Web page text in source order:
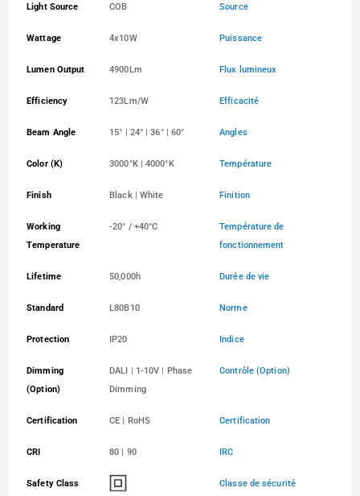
Light Source COB Source
Wattage 4x10W Puissance
Lumen Output 4900Lm Flux lumineux
Efficiency 123Lm/W Efficacité
Beam Angle 15° | 24° | 36° | 60° Angles
Color (K) 3000°K | 4000°K Température
Finish Black | White Finition
Working
Temperature
-20° / +40°C
Température de
fonctionnement
Lifetime 50,000h Durée de vie
Standard L80B10 Norme
Protection IP20 Indice
Dimming
(Option)
DALI | 1-10V | Phase
Dimming
Contrôle (Option)
Certification CE | RoHS Certification
CRI 80 | 90 IRC
Safety Class Classe de sécurité